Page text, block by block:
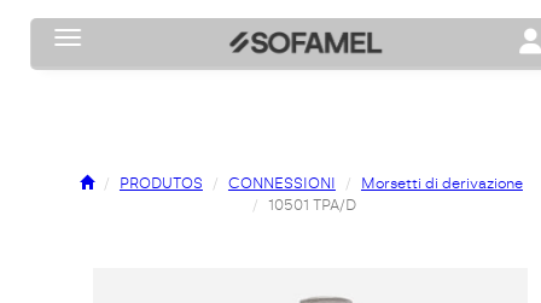
Toggle navigation
PRODUTOS CONNESSIONI
Morsetti di derivazione
10501 TPA/D